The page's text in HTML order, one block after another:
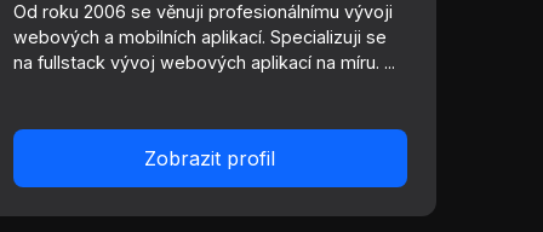
Od roku 2006 se věnuji profesionálnímu vývoji
webových a mobilních aplikací. Specializuji se
na fullstack vývoj webových aplikací na míru. ...
Zobrazit profil